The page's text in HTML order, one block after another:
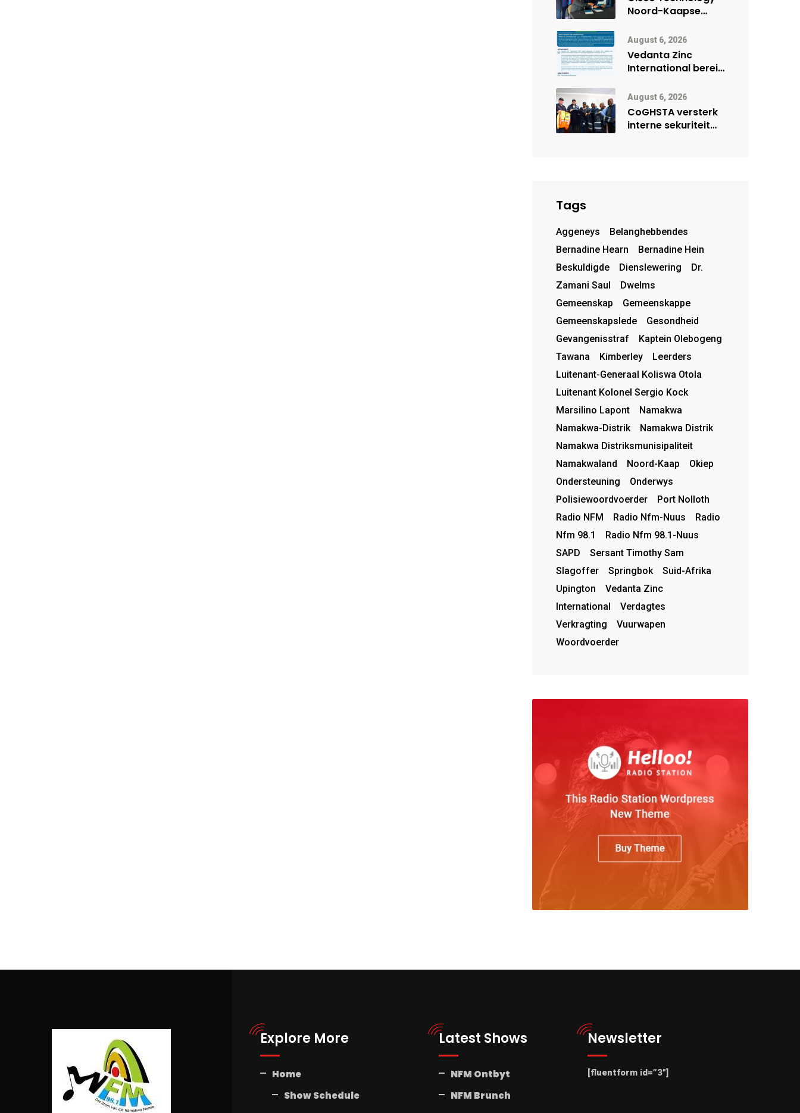
Ekspo
Noord-Kaapse
digitale toekoms
deur Cisco-
vennootskap
August 6, 2026
Vedanta Zinc
International berei
vir moontlike
herbegin
August 6, 2026
CoGHSTA versterk
interne sekuriteit
Tags
Aggeneys
Belanghebbendes
Bernadine Hearn
Bernadine Hein
Beskuldigde
Dienslewering
Dr.
Zamani Saul
Dwelms
Gemeenskap
Gemeenskappe
Gemeenskapslede
Gesondheid
Gevangenisstraf
Kaptein Olebogeng
Tawana
Kimberley
Leerders
Luitenant-Generaal Koliswa Otola
Luitenant Kolonel Sergio Kock
Marsilino Lapont
Namakwa
Namakwa-Distrik
Namakwa Distrik
Namakwa Distriksmunisipaliteit
Namakwaland
Noord-Kaap
Okiep
Ondersteuning
Onderwys
Polisiewoordvoerder
Port Nolloth
Radio NFM
Radio Nfm-Nuus
Radio
Nfm 98.1
Radio Nfm 98.1-Nuus
SAPD
Sersant Timothy Sam
Slagoffer
Springbok
Suid-Afrika
Upington
Vedanta Zinc
International
Verdagtes
Verkragting
Vuurwapen
Woordvoerder
Explore More
Home
Show Schedule
Latest Shows
NFM Ontbyt
NFM Brunch
Newsletter
[fluentform id=”3″]